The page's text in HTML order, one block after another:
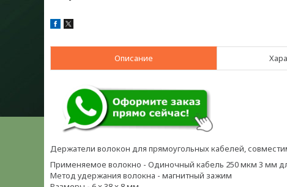
Описание
Держатели волокон для прямоугольных кабелей,
Применяемое волокно - Одиночный кабель 250 мкм 3 мм
Метод удержания волокна - магнитный зажим